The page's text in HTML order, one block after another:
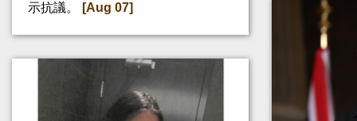
示抗議。
[Aug 07]